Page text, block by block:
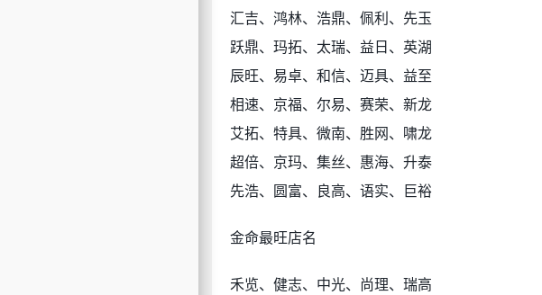
汇吉、鸿林、浩鼎、佩利、先玉
跃鼎、玛拓、太瑞、益日、英湖
辰旺、易卓、和信、迈具、益至
相速、京福、尔易、赛荣、新龙
艾拓、特具、微南、胜网、啸龙
超倍、京玛、集丝、惠海、升泰
先浩、圆富、良高、语实、巨裕
金命最旺店名
禾览、健志、中光、尚理、瑞高